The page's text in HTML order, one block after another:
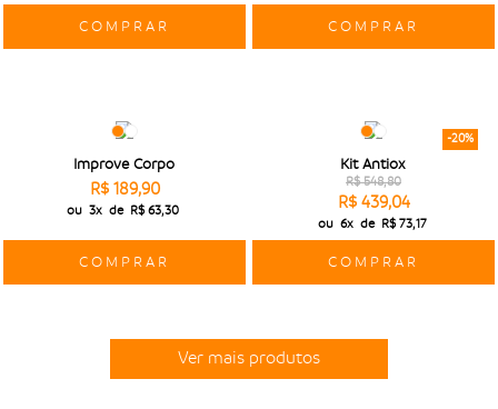
COMPRAR COMPRAR
Improve Corpo
R$ 189,90
ou 3x de R$ 63,30
COMPRAR
-20%
Kit Antiox
R$ 548,80
R$ 439,04
ou 6x de R$ 73,17
COMPRAR
Ver mais produtos